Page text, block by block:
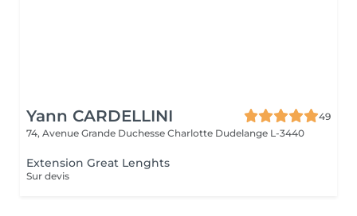
Yann CARDELLINI
49
74, Avenue Grande Duchesse Charlotte Dudelange L-3440
Extension Great Lenghts
Sur devis